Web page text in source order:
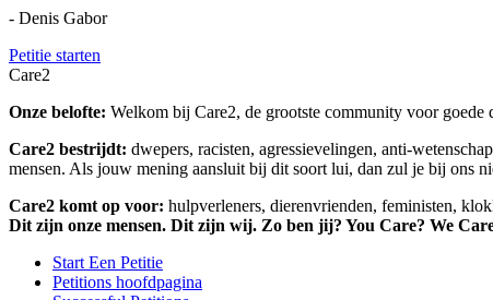
- Denis Gabor
Petitie starten
Care2
Onze belofte: Welkom bij Care2, de grootste community voor
Care2 bestrijdt: dwepers, racisten, agressievelingen, anti-
mensen. Als jouw mening aansluit bij dit soort lui, dan zul je bij ons
Care2 komt op voor: hulpverleners, dierenvrienden, feministen,
Dit zijn onze mensen. Dit zijn wij. Zo ben jij? You Care? We
Start Een Petitie
Petitions hoofdpagina